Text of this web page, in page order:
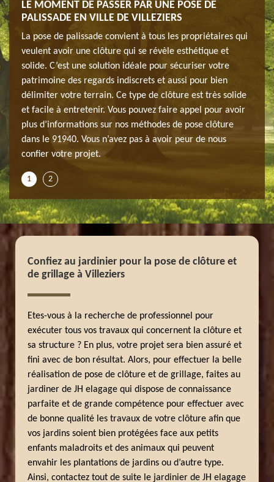
LE MOMENT DE PASSER PAR UNE POSE DE
PALISSADE EN VILLE DE VILLEZIERS
La pose de palissade convient à tous les propriétaires qui
veulent avoir une clôture qui se révèle esthétique et
solide. C’est une solution idéale pour sécuriser votre
patrimoine des regards indiscrets et aussi pour bien
délimiter votre terrain. Ce type de clôture est très solide
et facile à entretenir. Vous pouvez faire appel pour avoir
plus d’informations sur nos méthodes de pose clôture
dans le 91940. Vous n’avez pas à avoir peur de nous
confier votre projet.
de
1 2
Confiez au jardinier pour la pose de clôture et
de grillage à Villeziers
Etes-vous à la recherche de professionnel pour
exécuter tous vos travaux qui concernent la clôture et
sa structure ? En plus, votre projet sera bien assuré et
fini avec de bon résultat. Alors, pour effectuer la belle
réalisation de pose de clôture et de grillage, faites au
jardiner de JH elagage qui dispose de connaissance
parfaite et de grande compétence pour effectuer avec
de bonne qualité les travaux de votre clôture afin que
vos jardins soient bien protégées face aux petits
enfants maladroits et des animaux qui peuvent
envahir les plantations de jardins ou d’autre type.
Ainsi, contactez tout de suite le jardinier de JH elagage